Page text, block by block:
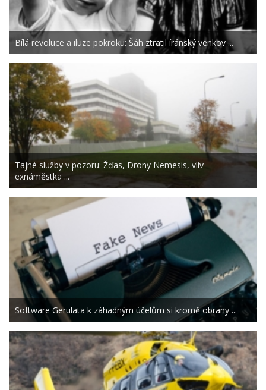
Bílá revoluce a iluze pokroku: Šáh ztratil íránský venkov ...
Tajné služby v pozoru: Žďas, Drony Nemesis, vliv
exnáměstka ...
Software Gerulata k záhadným účelům si kromě obrany ...